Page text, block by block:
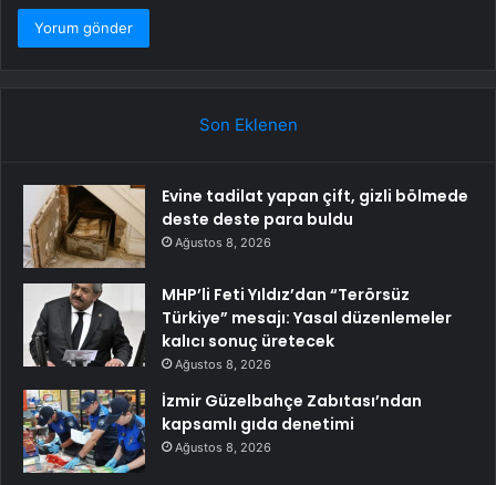
Son Eklenen
Evine tadilat yapan çift, gizli bölmede
deste deste para buldu
Ağustos 8, 2026
MHP’li Feti Yıldız’dan “Terörsüz
Türkiye” mesajı: Yasal düzenlemeler
kalıcı sonuç üretecek
Ağustos 8, 2026
İzmir Güzelbahçe Zabıtası’ndan
kapsamlı gıda denetimi
Ağustos 8, 2026